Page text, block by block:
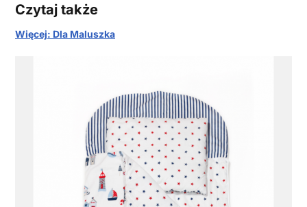
Czytaj także
Więcej: Dla Maluszka